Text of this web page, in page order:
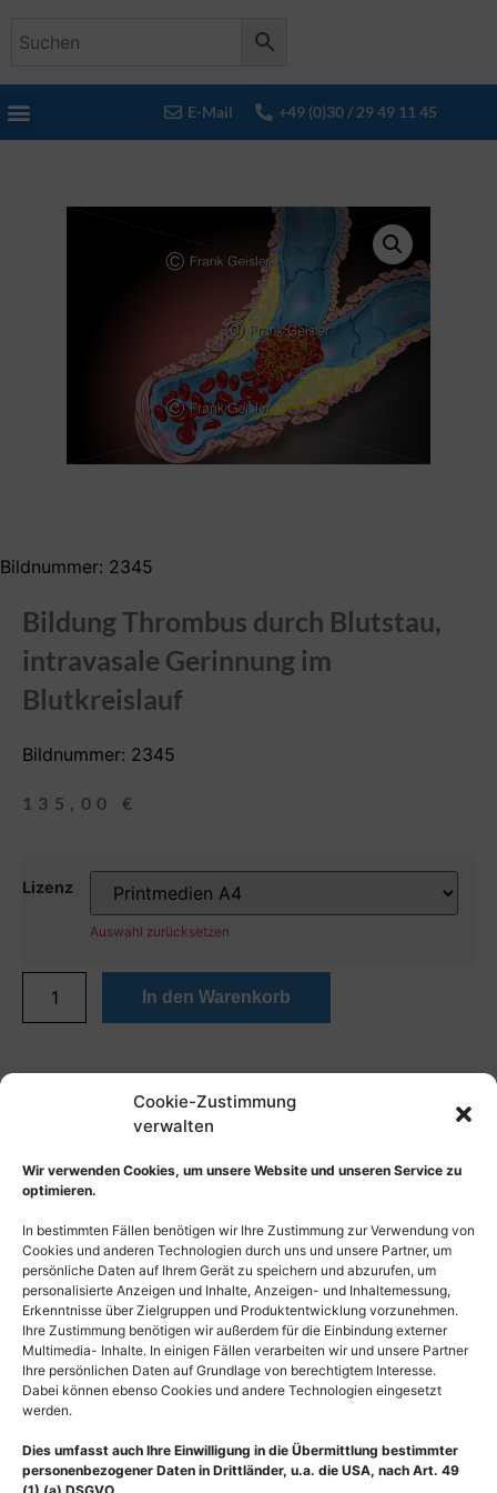
Cookie-Zustimmung
verwalten
Wir verwenden Cookies, um unsere Website und unseren Service zu
optimieren.
In bestimmten Fällen benötigen wir Ihre Zustimmung zur Verwendung von
Cookies und anderen Technologien durch uns und unsere Partner, um
persönliche Daten auf Ihrem Gerät zu speichern und abzurufen, um
personalisierte Anzeigen und Inhalte, Anzeigen- und Inhaltemessung,
Erkenntnisse über Zielgruppen und Produktentwicklung vorzunehmen.
Ihre Zustimmung benötigen wir außerdem für die Einbindung externer
Multimedia- Inhalte. In einigen Fällen verarbeiten wir und unsere Partner
Ihre persönlichen Daten auf Grundlage von berechtigtem Interesse.
Dabei können ebenso Cookies und andere Technologien eingesetzt
werden.
Dies umfasst auch Ihre Einwilligung in die Übermittlung bestimmter
personenbezogener Daten in Drittländer, u.a. die USA, nach Art. 49
E-Mail +49 (0)30 / 29 49 11 45
Bildnummer: 2345
Bildung Thrombus durch Blutstau,
intravasale Gerinnung im
Blutkreislauf
Bildnummer: 2345
135,00 €
Lizenz
Auswahl zurücksetzen
In den Warenkorb